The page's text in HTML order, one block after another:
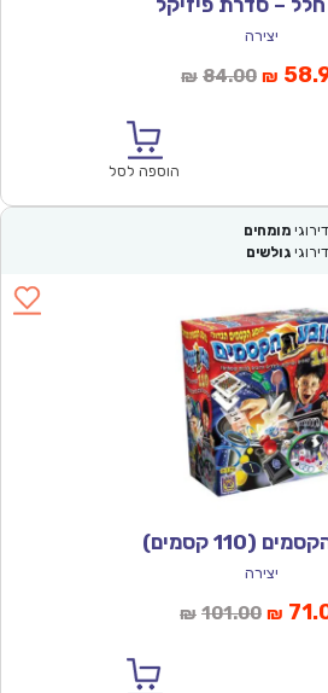
יצירה
₪ 84.00המחיר
₪
הוספה לסל
דירוגי מומחים
דירוגי גולשים
(110 קסמים)
יצירה
₪ 101.00המחיר
₪